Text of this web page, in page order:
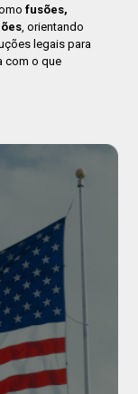
fusões,
, orientando
legais para
com o que